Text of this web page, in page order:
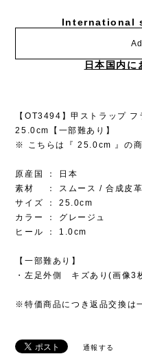
International
日本国内に
【OT3494】甲ストラップ
25.0cm【一部難あり】
※ こちらは『 25.0cm 』の
原産国 ： 日本
素材 ： スムース / 合成皮革
サイズ ： 25.0cm
カラー ： グレージュ
ヒール ： 1.0cm
【一部難あり】
・左足外側 キズあり(画像3
※特価商品につき返品交換は
通報する